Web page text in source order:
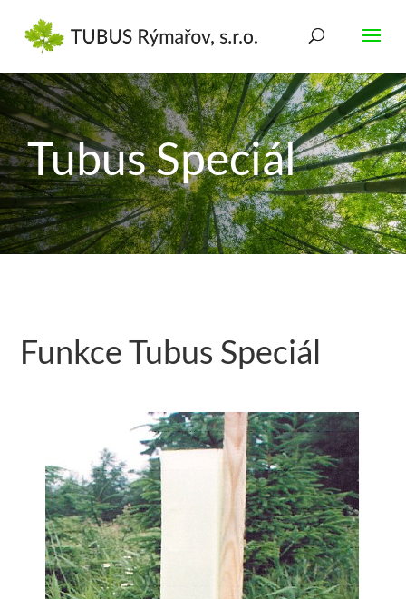
Tubus Speciál
Funkce Tubus Speciál